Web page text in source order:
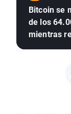
Bitcoin se
de los
mientras